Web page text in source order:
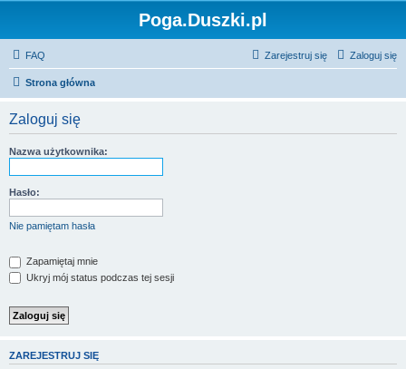
Poga.Duszki.pl
FAQ Zaloguj się
Zarejestruj się
Strona główna
Zaloguj się
Nazwa użytkownika:
Hasło:
Nie pamiętam hasła
Zapamiętaj mnie
Ukryj mój status podczas tej sesji
ZAREJESTRUJ SIĘ